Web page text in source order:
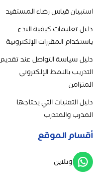
استبيان قياس رضاء المستفيد
دليل تعليمات كيفية البدء
باستخدام المقررات الإلكترونية
دليل سياسة التواصل عند تقديم
التدريب بالنمط الإلكتروني
المتزامن
دليل التقنيات التي يحتاجها
المدرب والمتدرب
أقسام الموقع
دورات اونلاين